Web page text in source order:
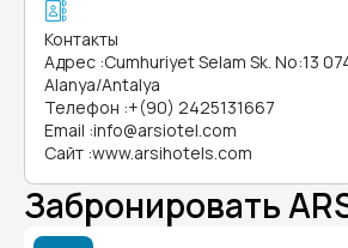
Контакты
Адрес :Cumhuriyet Selam Sk. No:13
Alanya/Antalya
Телефон :+(90) 2425131667
Email :info@arsiotel.com
Сайт :www.arsihotels.com
Забронировать